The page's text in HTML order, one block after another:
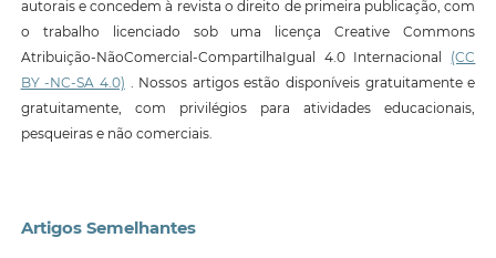
autorais e concedem à revista o direito de primeira publicação, com
o trabalho licenciado sob uma licença Creative Commons
Atribuição-NãoComercial-CompartilhaIgual 4.0 Internacional (CC
BY -NC-SA 4.0) . Nossos artigos estão disponíveis gratuitamente e
gratuitamente, com privilégios para atividades educacionais,
pesqueiras e não comerciais.
Artigos Semelhantes